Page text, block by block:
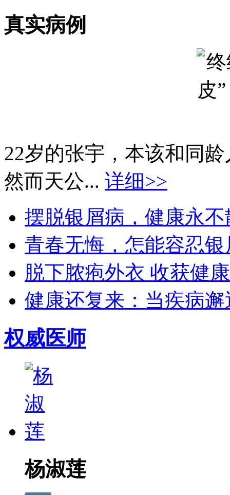
真实病例
22岁的张宇，本该和同
然而天公... 详细>>
摆脱银屑病，健康永不
青春无悔，怎能容忍
脱下脓疱外衣 收获健
健康还复来：当疾病
权威医师
杨淑莲